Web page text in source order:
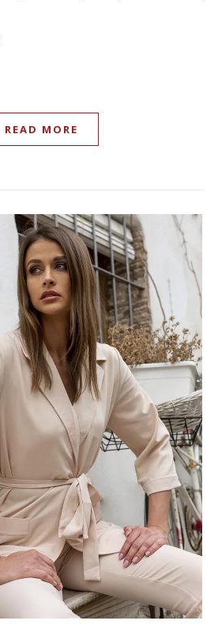
READ MORE